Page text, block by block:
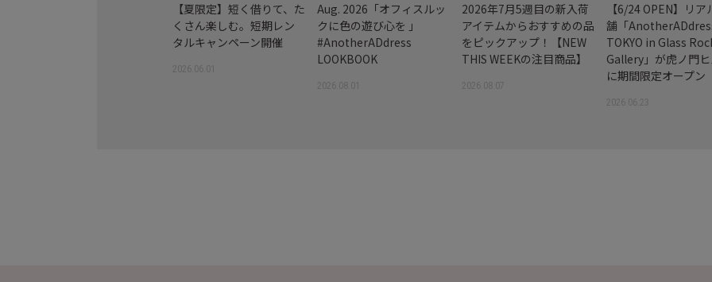
【夏限定】短く借りて、た
くさん楽しむ。短期レン
タルキャンペーン開催
2026.06.01
Aug. 2026「オフィスルッ
クに色の遊び心を 」
#AnotherADdress
LOOKBOOK
2026.08.01
2026年7月5週目の新入荷
アイテムからおすすめの品
をピックアップ！【NEW
THIS WEEKの注目商品】
2026.08.07
【6/24 OPEN】リア
舗「
TOKYO in Glass
Gallery」が虎ノ門
に期間限定オープン
2026.06.23